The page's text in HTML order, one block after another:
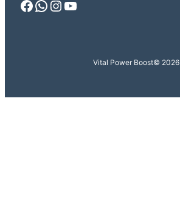
Facebook WhatsApp Instagram YouTube
Vital Power Boost© 2026